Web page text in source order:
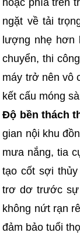
hoặc phía trên
ngặt về tải
lượng nhẹ hơn
chuyển, thi
máy trở nên vô
kết cấu móng
Độ bền thách
gian nội khu
mưa nắng, tia
tạo cốt sợi
trơ dơ trước sự
không nứt rạn
đảm bảo tuổi